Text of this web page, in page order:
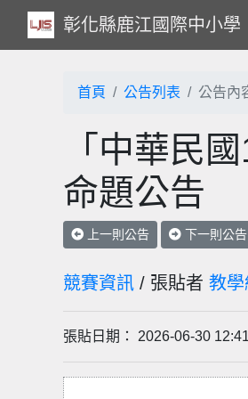
彰化縣鹿江國際中小學
首頁 公告列表 公告內
「中華民
命題公告
上一則公告 下一則公告
競賽資訊 / 張貼者 教學
張貼日期： 2026-06-30